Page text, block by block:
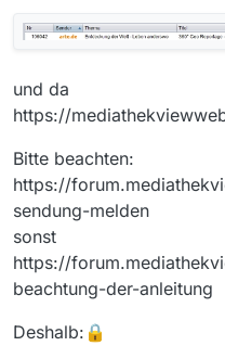
und da
https://
Bitte beachten:
https://
sendung-melden
sonst
https://
beachtung-der-anleitung
Deshalb:🔒